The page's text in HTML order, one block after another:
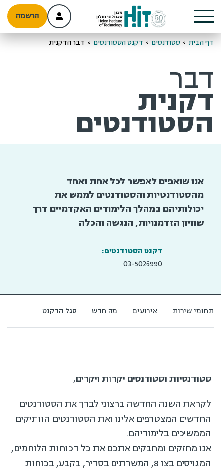
הרשמה
דף הבית > סטודנטים > דקנט הסטודנטים > דבר הדקנית
דבר
דקנית
הסטודנטים
אנו שואפים לאפשר לכל אחת ואחד
מהסטודנטיות והסטודנטים לממש את
יכולותיהם במהלך הלימודים האקדמיים דרך
שוויון הזדמנויות, הנגשה והכלה
דקנט הסטודנטים:
03-5026990
תחומי שירות אירועים מה חדש סגל הדקנט
סטודנטיות וסטודנטים יקרות ויקרים,
לקראת השנה החדשה ברצוני לברך את הסטודנטים
החדשים המצטרפים אלינו ואת הסטודנטים הוותיקים
הממשיכים בלימודיהם.
אנו מחזקים ומחבקים אתכם את כל הכוחות הלוחמים,
המגויסים בצו 8, המשרתים בסדיר, בקבע, בכוחות